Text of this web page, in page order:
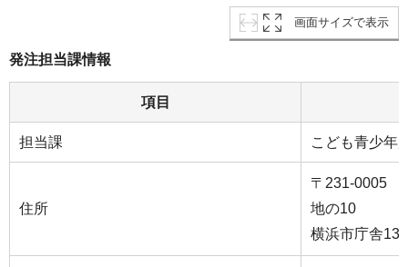
画面サイズで表示
発注担当課情報
項目
担当課 こども青少年
住所
〒231-0005
地の10
横浜市庁舎13